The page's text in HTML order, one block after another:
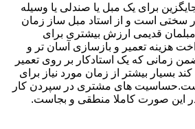
برای یک مبل یا صندلی یا وسیله
سختی است و از استاد مبل ساز زمان
قدیمی ارزش بیشتری برای
هزینه تعمیر و بازسازی آسان تر و
زمانی که یک استادکار بر روی تعمیر
بسیار بیشتر از زمان مورد نیاز برای
های مشتری در سپردن کار
در این صورت کاملا منطقی و بجاست.